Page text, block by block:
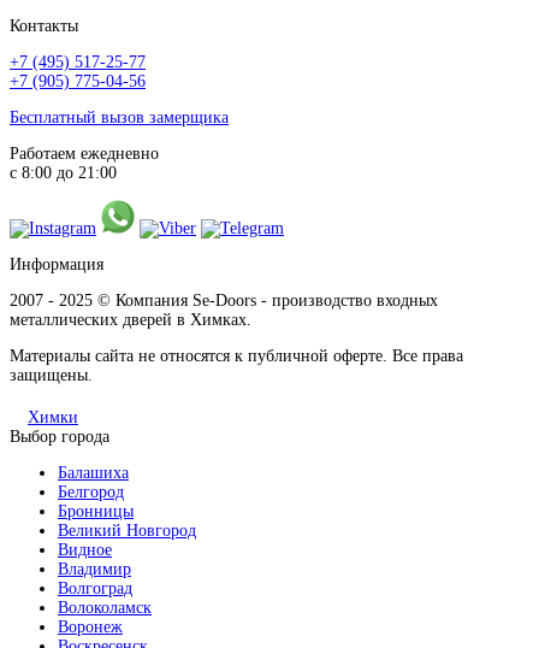
Контакты
+7 (495) 517-25-77
+7 (905) 775-04-56
Бесплатный вызов замерщика
Работаем ежедневно
с 8:00 до 21:00
Информация
2007 - 2025 © Компания Se-Doors - производство входных
металлических дверей в Химках.
Материалы сайта не относятся к публичной оферте. Все права
защищены.
Химки
Выбор города
Балашиха
Белгород
Бронницы
Великий Новгород
Видное
Владимир
Волгоград
Волоколамск
Воронеж